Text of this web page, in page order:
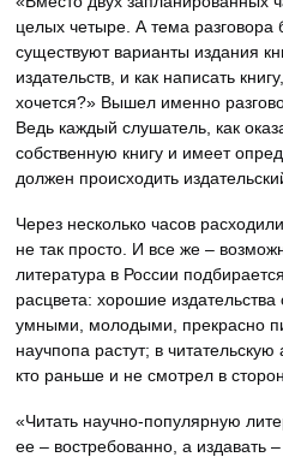
целых четыре. А тема разговора
существуют варианты издания
издательств, и как написать
хочется?» Вышел именно
Ведь каждый слушатель, как
собственную книгу и имеет
должен происходить
Через несколько часов
не так просто. И все же –
литература в России
расцвета: хорошие
умными, молодыми, прекрасно
научпопа растут; в
кто раньше и не смотрел в
«Читать научно-популярную
ее – востребованно, а издавать